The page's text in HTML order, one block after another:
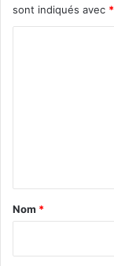
sont indiqués avec *
a
Nom *